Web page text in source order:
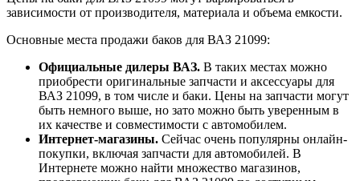
зависимости от производителя, материала и объема емкости.
Основные места продажи баков для ВАЗ 21099:
Официальные дилеры ВАЗ. В таких местах можно
приобрести оригинальные запчасти и аксессуары для
ВАЗ 21099, в том числе и баки. Цены на запчасти могут
быть немного выше, но зато можно быть уверенным в
их качестве и совместимости с автомобилем.
Интернет-магазины. Сейчас очень популярны онлайн-
покупки, включая запчасти для автомобилей. В
Интернете можно найти множество магазинов,